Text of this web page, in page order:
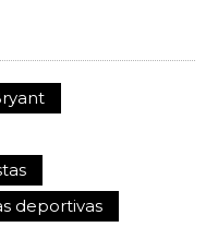
deportivas